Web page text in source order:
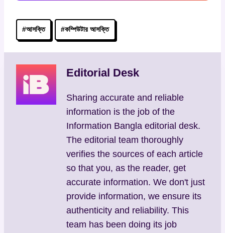
Post
Tags:
#আসক্তি #কম্পিউটার আসক্তি
Editorial Desk
Sharing accurate and reliable
information is the job of the
Information Bangla editorial desk.
The editorial team thoroughly
verifies the sources of each article
so that you, as the reader, get
accurate information. We don't just
provide information, we ensure its
authenticity and reliability. This
team has been doing its job